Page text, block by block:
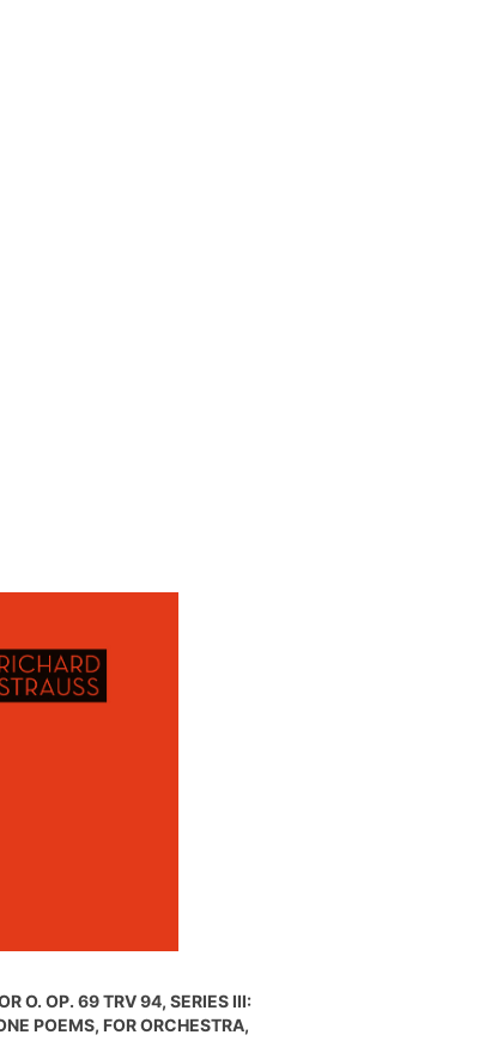
O. OP. 69 TRV 94, SERIES III:
POEMS, FOR ORCHESTRA,